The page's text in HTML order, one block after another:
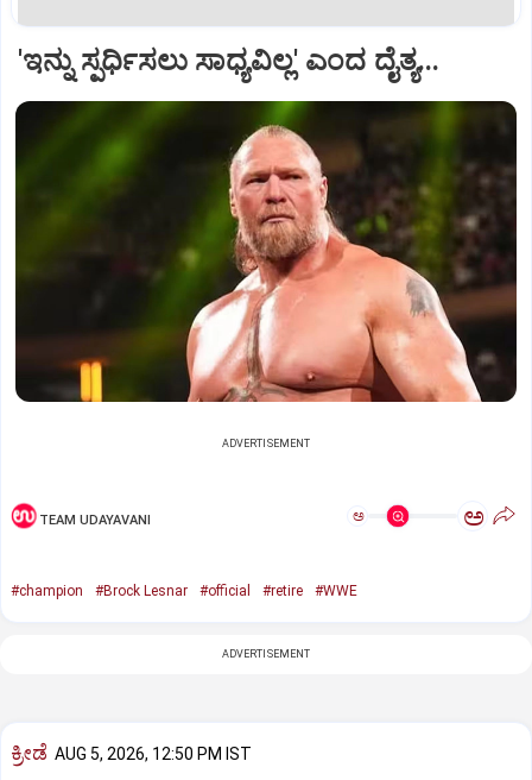
'ಇನ್ನು ಸ್ಪರ್ಧಿಸಲು ಸಾಧ್ಯವಿಲ್ಲ' ಎಂದ ದೈತ್ಯ...
ADVERTISEMENT
TEAM UDAYAVANI ಅ ಅ
#champion #Brock Lesnar #official #retire #WWE
ADVERTISEMENT
ಕ್ರೀಡೆ AUG 5, 2026, 12:50 PM IST